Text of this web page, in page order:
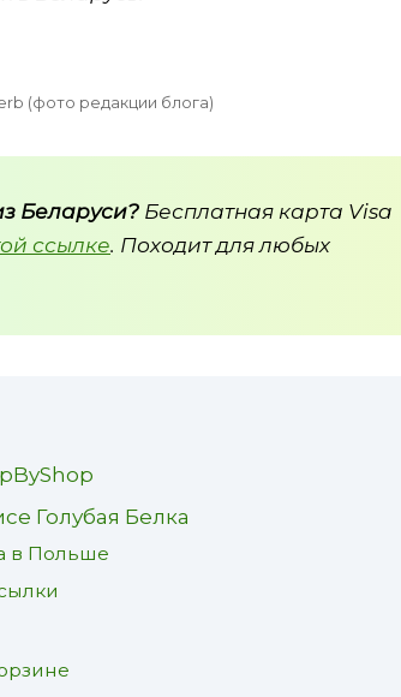
(фото редакции блога)
Беларуси? Бесплатная карта Visa
ссылке. Походит для любых
Голубая Белка
в Польше